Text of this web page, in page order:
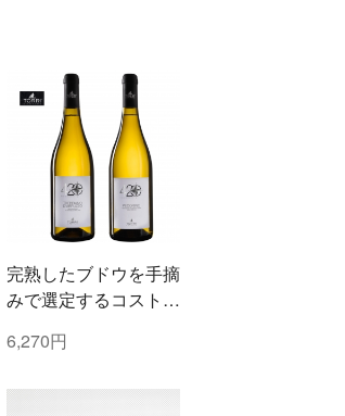
完熟したブドウを手摘
みで選定するコストと
2本セット！ トッリ
6,270円